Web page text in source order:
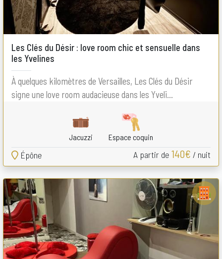
Les Clés du Désir : love room chic et sensuelle dans
les Yvelines
À quelques kilomètres de Versailles, Les Clés du Désir
signe une love room audacieuse dans les Yveli...
Jacuzzi Espace coquin
Épône A partir de 140€ / nuit